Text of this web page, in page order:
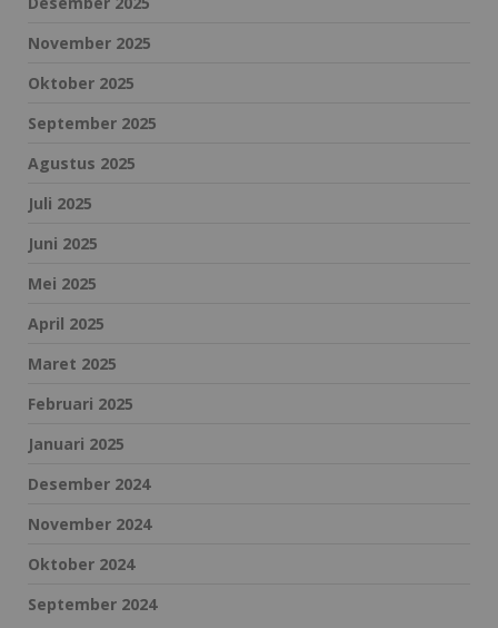
November 2025
Oktober 2025
September 2025
Agustus 2025
Juli 2025
Juni 2025
Mei 2025
April 2025
Maret 2025
Februari 2025
Januari 2025
Desember 2024
November 2024
Oktober 2024
September 2024